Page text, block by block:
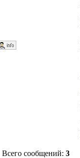
Всего сообщений: 3